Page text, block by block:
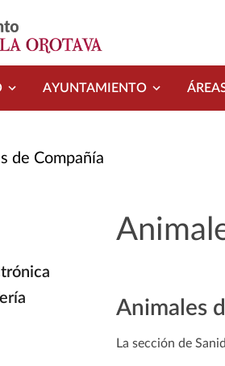
AYUNTAMIENTO
de Compañía
Animales
La sección de